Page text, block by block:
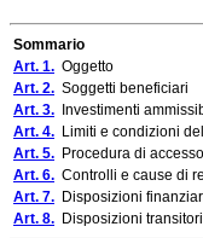
Sommario
Art. 1. Oggetto
Art. 2. Soggetti beneficiari
Art. 3. Investimenti
Art. 4. Limiti e condizioni
Art. 5. Procedura di
Art. 6. Controlli e cause di
Art. 7. Disposizioni
Art. 8. Disposizioni